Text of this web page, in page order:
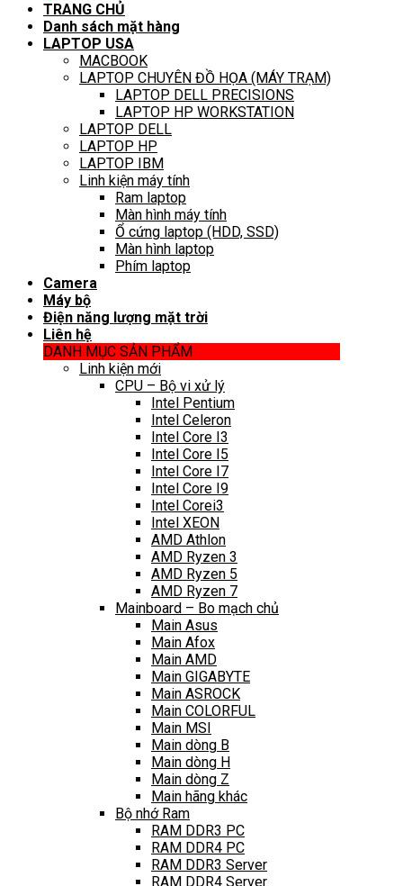
TRANG CHỦ
Danh sách mặt hàng
LAPTOP USA
MACBOOK
LAPTOP CHUYÊN ĐỒ HỌA (MÁY TRẠM)
LAPTOP DELL PRECISIONS
LAPTOP HP WORKSTATION
LAPTOP DELL
LAPTOP HP
LAPTOP IBM
Linh kiện máy tính
Ram laptop
Màn hình máy tính
Ổ cứng laptop (HDD, SSD)
Màn hình laptop
Phím laptop
Camera
Máy bộ
Điện năng lượng mặt trời
Liên hệ
DANH MỤC SẢN PHẨM
Linh kiện mới
CPU – Bộ vi xử lý
Intel Pentium
Intel Celeron
Intel Core I3
Intel Core I5
Intel Core I7
Intel Core I9
Intel Corei3
Intel XEON
AMD Athlon
AMD Ryzen 3
AMD Ryzen 5
AMD Ryzen 7
Mainboard – Bo mạch chủ
Main Asus
Main Afox
Main AMD
Main GIGABYTE
Main ASROCK
Main COLORFUL
Main MSI
Main dòng B
Main dòng H
Main dòng Z
Main hãng khác
Bộ nhớ Ram
RAM DDR3 PC
RAM DDR4 PC
RAM DDR3 Server
RAM DDR4 Server